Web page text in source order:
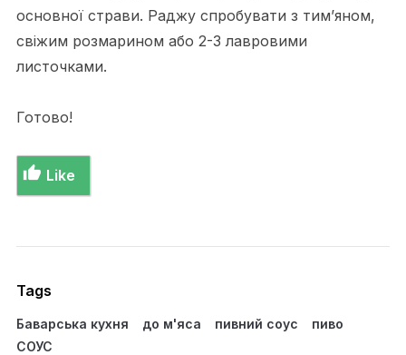
основної страви. Раджу спробувати з тим’яном,
свіжим розмарином або 2-3 лавровими
листочками.
Готово!
Like
Tags
Баварська кухня до м'яса пивний соус
пиво
СОУС